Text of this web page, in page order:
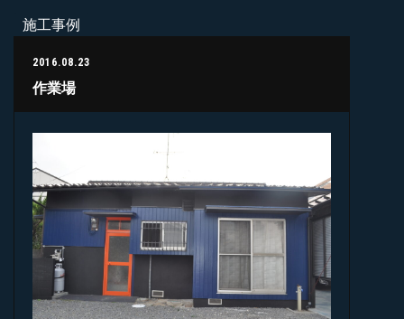
施工事例
2016.08.23
作業場